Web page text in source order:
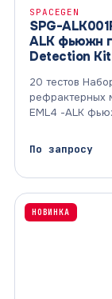
SPACEGEN
SPG-
ALK фьюжн
Detection Kit
20 тестов
рефрактерных
EML4 -ALK
По запросу
НОВИНКА